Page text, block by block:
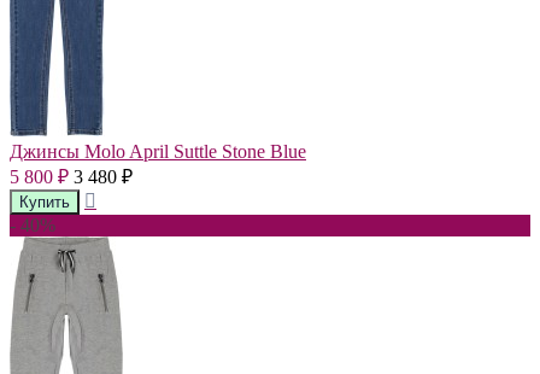
Джинсы Molo April Suttle Stone Blue
5 800 ₽ 3 480 ₽
- 40%